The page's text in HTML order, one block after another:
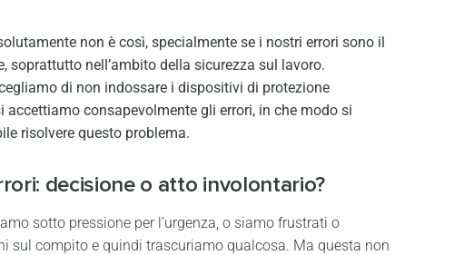
non è così, specialmente se i nostri errori sono il
soprattutto nell’ambito della sicurezza sul lavoro.
di non indossare i dispositivi di protezione
consapevolmente gli errori, in che modo si
risolvere questo problema.
decisione o atto involontario?
sotto pressione per l’urgenza, o siamo frustrati o
sul compito e quindi trascuriamo qualcosa. Ma questa non